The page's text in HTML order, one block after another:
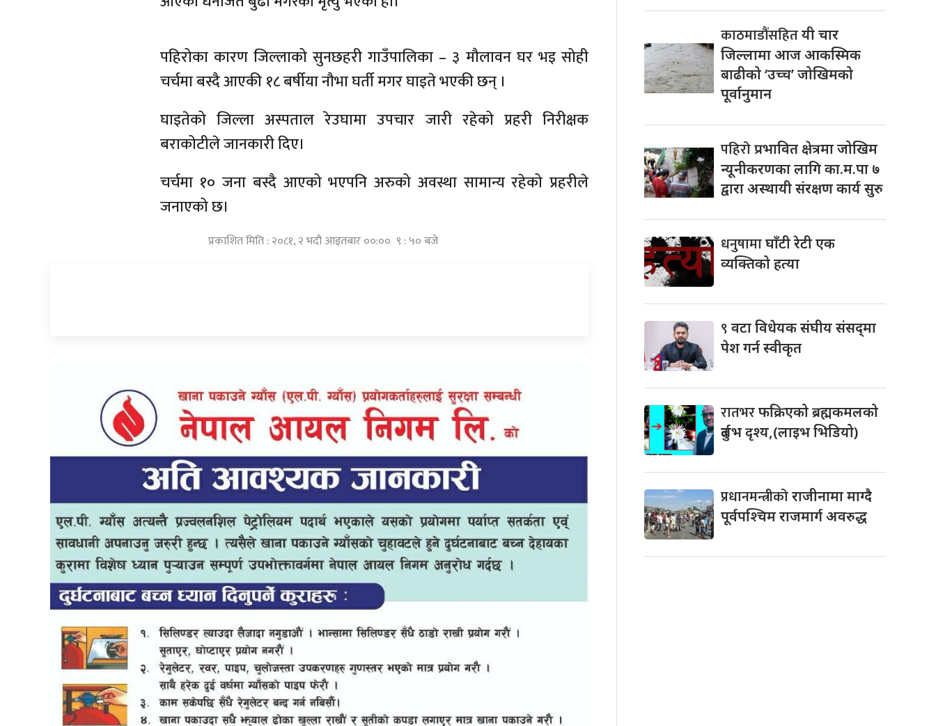
पहिरोका कारण जिल्लाको सुनछहरी गाउँपालिका – ३ मौलावन घर भइ सोही
चर्चमा बस्दै आएकी १८ बर्षीया नौभा घर्ती मगर घाइते भएकी छन् ।
घाइतेको जिल्ला अस्पताल रेउघामा उपचार जारी रहेको प्रहरी निरीक्षक
बराकोटीले जानकारी दिए।
चर्चमा १० जना बस्दै आएको भएपनि अरुको अवस्था सामान्य रहेको प्रहरीले
जनाएको छ।
प्रकाशित मिति : २०८१, २ भदौ आइतबार ००:०० ९ : ५० बजे
काठमाडौंसहितयी चार
जिल्लामा आज आकस्मिक
बाढीको ‘उच्च’ जोखिमको
पूर्वानुमान
पहिरोप्रभावित क्षेत्रमा जोखिम
न्यूनीकरणका लागि का.म.पा ७
द्वारा अस्थायी संरक्षण कार्य सुरु
धनुषामाघाँटी रेटी एक
व्यक्तिको हत्या
९वटा विधेयक संघीय संसद्‌मा
पेश गर्न स्वीकृत
रातभरफक्रिएको ब्रह्मकमलको
दुर्लभ दृश्य,(लाइभ भिडियो)
प्रधानमन्त्रीकोराजीनामा माग्दै
पूर्वपश्चिम राजमार्ग अवरुद्ध